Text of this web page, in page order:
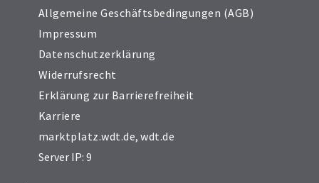
Allgemeine Geschäftsbedingungen (AGB)
Impressum
Datenschutzerklärung
Widerrufsrecht
Erklärung zur Barrierefreiheit
Karriere
marktplatz.wdt.de,wdt.de
Server IP: 9